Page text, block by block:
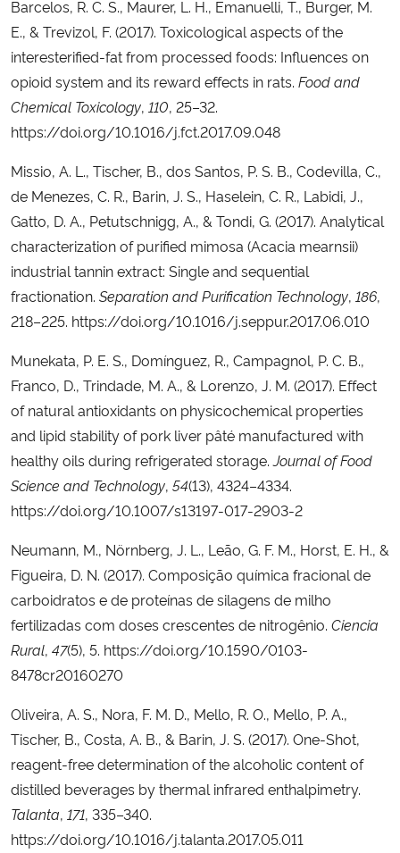
Barcelos, R. C. S., Maurer, L. H., Emanuelli, T., Burger, M.
E., & Trevizol, F. (2017). Toxicological aspects of the
interesterified-fat from processed foods: Influences on
opioid system and its reward effects in rats. Food and
Chemical Toxicology, 110, 25–32.
https://doi.org/10.1016/j.fct.2017.09.048
Missio, A. L., Tischer, B., dos Santos, P. S. B., Codevilla, C.,
de Menezes, C. R., Barin, J. S., Haselein, C. R., Labidi, J.,
Gatto, D. A., Petutschnigg, A., & Tondi, G. (2017). Analytical
characterization of purified mimosa (Acacia mearnsii)
industrial tannin extract: Single and sequential
fractionation. Separation and Purification Technology, 186,
218–225. https://doi.org/10.1016/j.seppur.2017.06.010
Munekata, P. E. S., Domínguez, R., Campagnol, P. C. B.,
Franco, D., Trindade, M. A., & Lorenzo, J. M. (2017). Effect
of natural antioxidants on physicochemical properties
and lipid stability of pork liver pâté manufactured with
healthy oils during refrigerated storage.Journal of Food
Science and Technology, 54(13), 4324–4334.
https://doi.org/10.1007/s13197-017-2903-2
Neumann, M., Nörnberg, J. L., Leão, G. F. M., Horst, E. H., &
Figueira, D. N. (2017). Composição química fracional de
carboidratos e de proteínas de silagens de milho
fertilizadas com doses crescentes de nitrogênio. Ciencia
Rural, 47(5), 5. https://doi.org/10.1590/0103-
8478cr20160270
Oliveira, A. S., Nora, F. M. D., Mello, R. O., Mello, P. A.,
Tischer, B., Costa, A. B., & Barin, J. S. (2017). One-Shot,
reagent-free determination of the alcoholic content of
distilled beverages by thermal infrared enthalpimetry.
Talanta, 171, 335–340.
https://doi.org/10.1016/j.talanta.2017.05.011